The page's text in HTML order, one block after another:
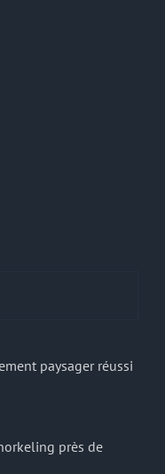
paysager réussi
près de